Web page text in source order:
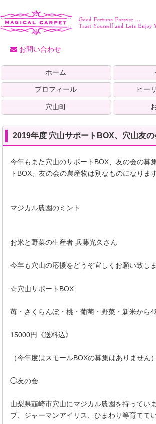
お問い合わせ
ホーム
プロフィール ヒー
穴山町
2019年度 穴山サポートBOX、穴山友
今年もまた穴山のサポートBOX、友の会の募
トBOX、友の会の農産物は別なものになりま
マジカル農園のミント
お米と野菜の生産者 兵藤光久さん
今年も穴山の応援をどうぞ宜しくお願い致し
☆穴山サポートBOX
苺・さくらんぼ・桃・葡萄・野菜・新米から4
15000円《送料込》
（今年度はスモールBOXの募集はありません）
◯友の会
山梨県韮崎市穴山にマジカル農園を持ってい
ブ、ジャーマンアイリス、ひまわり等育てて